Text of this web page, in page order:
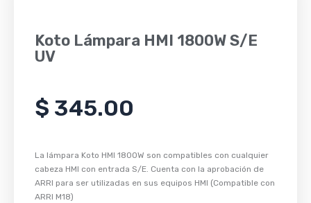
Koto Lámpara HMI 1800W S/E
UV
$ 345.00
La lámpara Koto HMI 1800W son compatibles con cualquier
cabeza HMI con entrada S/E. Cuenta con la aprobación de
ARRI para ser utilizadas en sus equipos HMI (Compatible con
ARRI M18)